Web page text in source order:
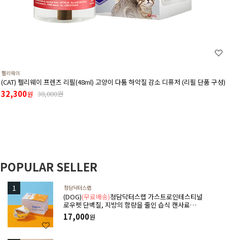
펠리웨이
(CAT) 펠리웨이 프렌즈 리필(48ml) 고양이 다툼 하악질 감소 디퓨저 (리필 단품 구성)
32,300원 38,000원
POPULAR SELLER
청담닥터스랩
(DOG)(무료배송)청담닥터스랩 가스트로인테스티널
로우펫 단백질, 지방의 함량을 줄인 습식 캔사료
600g(100gx6ea) 저지방처방습식,췌장염 ,소화기질
환,고지혈증,담낭슬러지
17,000원